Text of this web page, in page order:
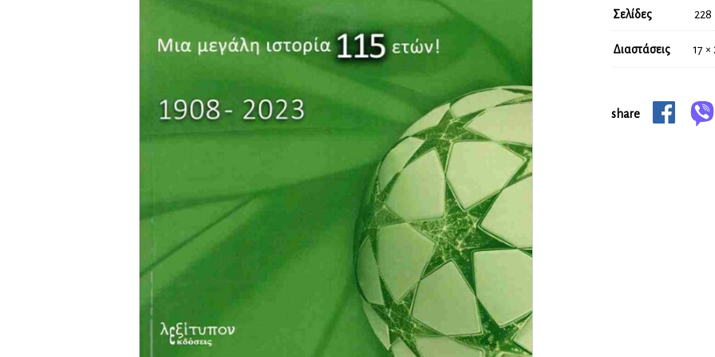
Διαστάσεις 17 ×
Σελίδες 228
share